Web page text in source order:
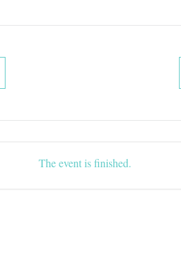
The event is finished.